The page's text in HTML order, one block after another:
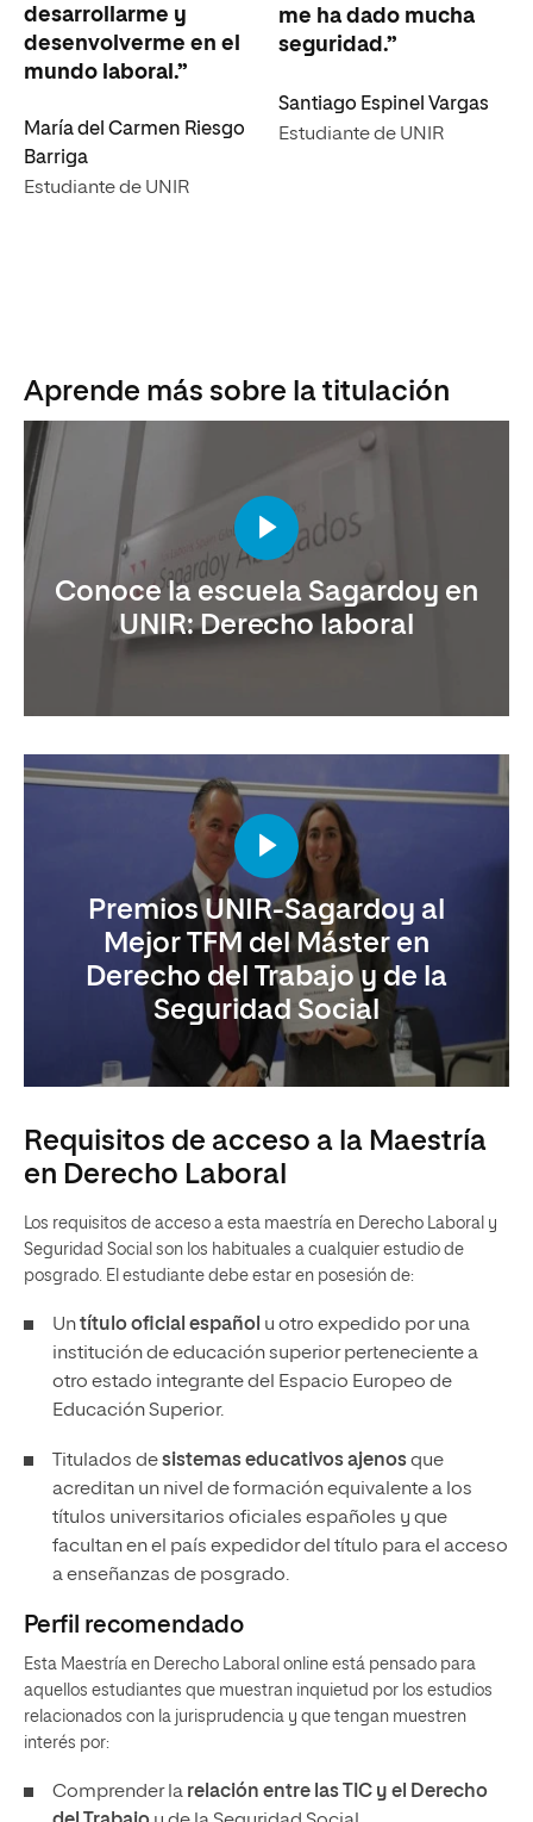
desarrollarme y
desenvolverme en el
mundo laboral.”
María del Carmen Riesgo
Barriga
Estudiante de UNIR
me ha dado mucha
seguridad.”
Santiago Espinel Vargas
Estudiante de UNIR
Aprende más sobre la titulación
Conoce la escuela Sagardoy en
UNIR: Derecho laboral
Premios UNIR-Sagardoy al
Mejor TFM del Máster en
Derecho del Trabajo y de la
Seguridad Social
Requisitos de acceso a la Maestría
en Derecho Laboral
Los requisitos de acceso a esta maestría en Derecho Laboral y
Seguridad Social son los habituales a cualquier estudio de
posgrado. El estudiante debe estar en posesión de:
Untítulo oficial español u otro expedido por una
institución de educación superior perteneciente a
otro estado integrante del Espacio Europeo de
Educación Superior.
Titulados desistemas educativos ajenosque
acreditan un nivel de formación equivalente a los
títulos universitarios oficiales españoles y que
facultan en el país expedidor del título para el acceso
a enseñanzas de posgrado.
Perfil recomendado
Esta Maestría en Derecho Laboral online está pensado para
aquellos estudiantes que muestran inquietud por los estudios
relacionados con la jurisprudencia y que tengan muestren
interés por:
Comprender la relación entre las TIC y el Derecho